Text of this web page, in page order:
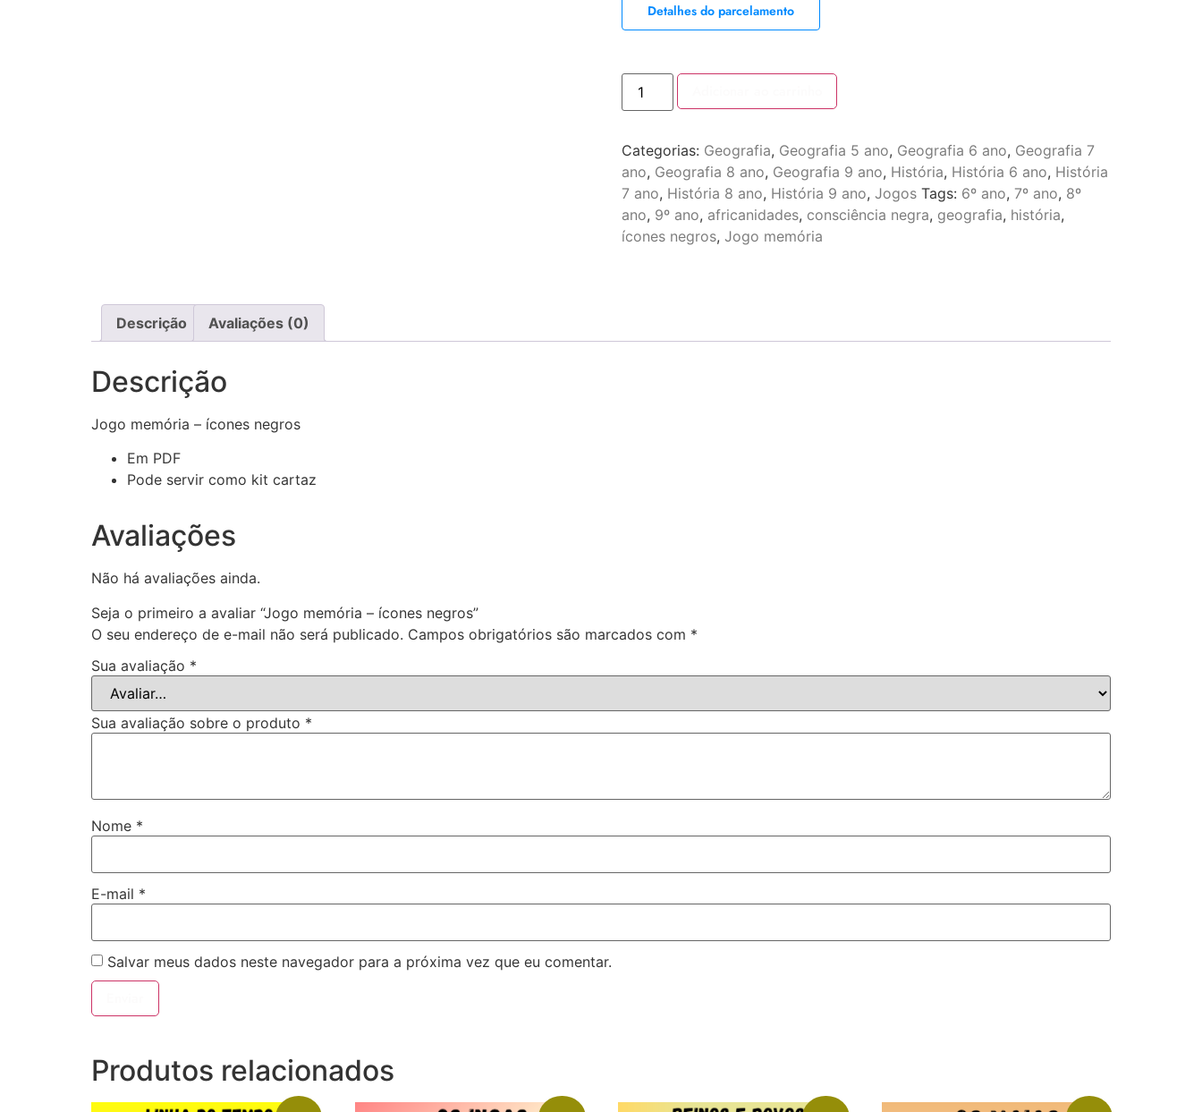
Detalhes do parcelamento
Categorias: Geografia, Geografia 5 ano, Geografia 6 ano, Geografia 7
ano, Geografia 8 ano, Geografia 9 ano, História, História 6 ano, História
7 ano, História 8 ano, História 9 ano, Jogos Tags: 6º ano, 7º ano, 8º
ano, 9º ano, africanidades, consciência negra, geografia, história,
ícones negros, Jogo memória
Descrição Avaliações (0)
Descrição
Jogo memória – ícones negros
Em PDF
Pode servir como kit cartaz
Avaliações
Não há avaliações ainda.
Seja o primeiro a avaliar “Jogo memória – ícones negros”
O seu endereço de e-mail não será publicado. Campos obrigatórios são marcados com *
Sua avaliação *
Sua avaliação sobre o produto *
Nome *
E-mail *
Salvar meus dados neste navegador para a próxima vez que eu comentar.
Produtos relacionados